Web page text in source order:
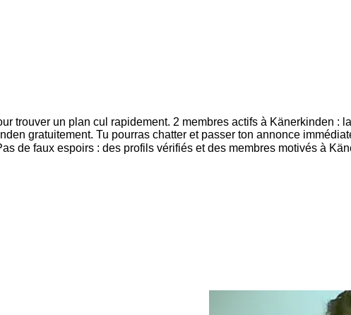
trouver un plan cul rapidement. 2 membres actifs à Känerkinden :
gratuitement. Tu pourras chatter et passer ton annonce
de faux espoirs : des profils vérifiés et des membres motivés à